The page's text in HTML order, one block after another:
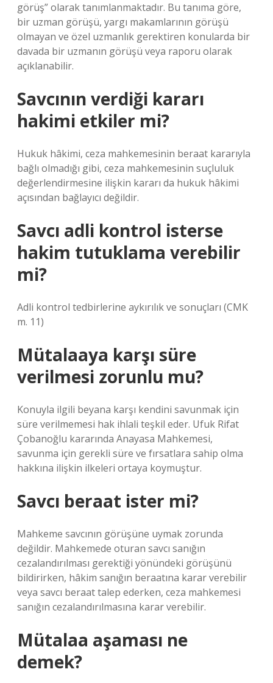
görüş” olarak tanımlanmaktadır. Bu tanıma göre,
bir uzman görüşü, yargı makamlarının görüşü
olmayan ve özel uzmanlık gerektiren konularda bir
davada bir uzmanın görüşü veya raporu olarak
açıklanabilir.
Savcının verdiği kararı
hakimi etkiler mi?
Hukuk hâkimi, ceza mahkemesinin beraat kararıyla
bağlı olmadığı gibi, ceza mahkemesinin suçluluk
değerlendirmesine ilişkin kararı da hukuk hâkimi
açısından bağlayıcı değildir.
Savcı adli kontrol isterse
hakim tutuklama verebilir
mi?
Adli kontrol tedbirlerine aykırılık ve sonuçları (CMK
m. 11)
Mütalaaya karşı süre
verilmesi zorunlu mu?
Konuyla ilgili beyana karşı kendini savunmak için
süre verilmemesi hak ihlali teşkil eder. Ufuk Rifat
Çobanoğlu kararında Anayasa Mahkemesi,
savunma için gerekli süre ve fırsatlara sahip olma
hakkına ilişkin ilkeleri ortaya koymuştur.
Savcı beraat ister mi?
Mahkeme savcının görüşüne uymak zorunda
değildir. Mahkemede oturan savcı sanığın
cezalandırılması gerektiği yönündeki görüşünü
bildirirken, hâkim sanığın beraatına karar verebilir
veya savcı beraat talep ederken, ceza mahkemesi
sanığın cezalandırılmasına karar verebilir.
Mütalaa aşaması ne
demek?